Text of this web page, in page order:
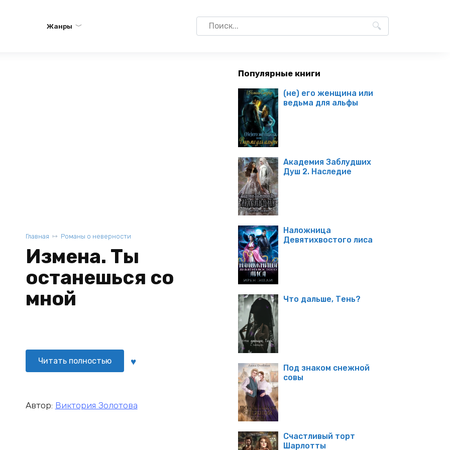
Жанры
Search
for:
Главная Романы о неверности
Измена. Ты
останешься со
мной
Читать полностью
Автор: Виктория Золотова
Популярные книги
(не) его женщина или
ведьма для альфы
Академия Заблудших
Душ 2. Наследие
Наложница
Девятихвостого лиса
Что дальше, Тень?
Под знаком снежной
совы
Счастливый торт
Шарлотты